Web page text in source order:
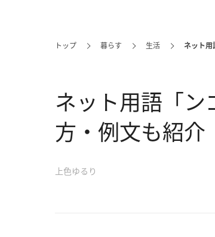
トップ 暮らす 生活 ネット
ネット用語「
方・例文も紹介
上色ゆるり